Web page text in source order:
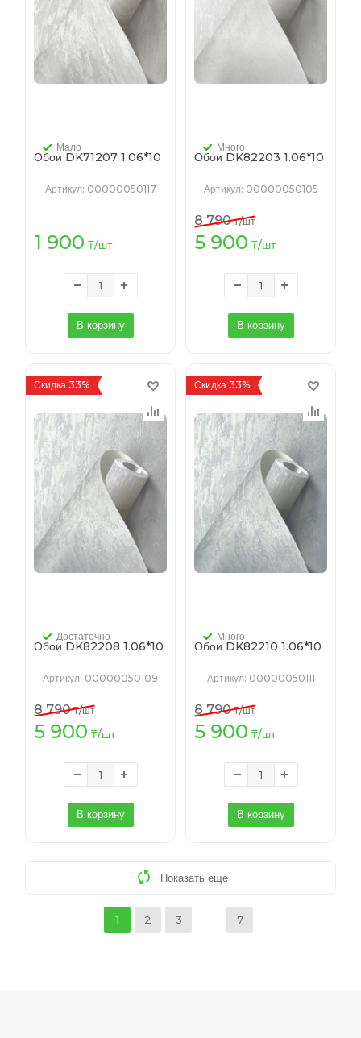
Обои DK71207 1.06*10
Мало
Артикул: 00000050117
1 900 ₸/шт
В корзину
Обои DK82203 1.06*10
Много
Артикул: 00000050105
5 900 ₸/шт
8 790₸/шт
В корзину
Скидка 33%
Обои DK82208 1.06*10
Достаточно
Артикул: 00000050109
5 900 ₸/шт
8 790₸/шт
В корзину
Скидка 33%
Обои DK82210 1.06*10
Много
Артикул: 00000050111
5 900 ₸/шт
8 790₸/шт
В корзину
Показать еще
1 2 3 7